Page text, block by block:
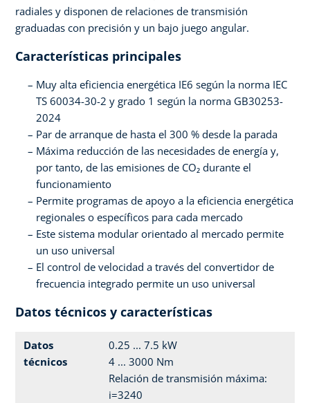
radiales y disponen de relaciones de transmisión
graduadas con precisión y un bajo juego angular.
Características principales
Muy alta eficiencia energética IE6 según la norma IEC
TS 60034-30-2 y grado 1 según la norma GB30253-
2024
Par de arranque de hasta el 300 % desde la parada
Máxima reducción de las necesidades de energía y,
por tanto, de las emisiones de CO₂ durante el
funcionamiento
Permite programas de apoyo a la eficiencia energética
regionales o específicos para cada mercado
Este sistema modular orientado al mercado permite
un uso universal
El control de velocidad a través del convertidor de
frecuencia integrado permite un uso universal
Datos técnicos y características
Datos
técnicos
0.25 ... 7.5 kW
4 ... 3000 Nm
Relación de transmisión máxima:
i=3240